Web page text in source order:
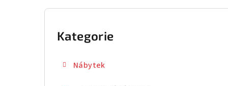
P
Přeskočit
kategorie
Kategorie
Nábytek